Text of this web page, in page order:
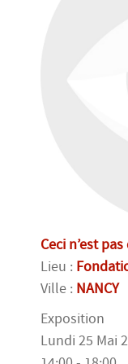
Ceci n’est
Lieu :
Ville : NANCY
Exposition
Lundi 25 Mai